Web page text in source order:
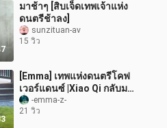
มาช้าๆ [สิบเจ็ดเทพเจ้าแห่ง
ดนตรีช้าลง]
sunzituan-av
15 วิว
[Emma] เทพแห่งดนตรีโคฟ
เวอร์แดนซ์ |Xiao Qi กลับมา
ที่ Dafa และใช้เวลาทำ
วิดีโอนี้เพียง 15 นาที มัน
-emma-z-
21 วิว